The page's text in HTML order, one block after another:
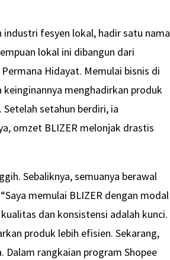
fesyen lokal, hadir satu nama
lokal ini dibangun dari
Hidayat. Memulai bisnis di
menghadirkan produk
setahun berdiri, ia
omzet BLIZER melonjak drastis
Sebaliknya, semuanya berawal
memulai BLIZER dengan modal
dan konsistensi adalah kunci.
produk lebih efisien. Sekarang,
Dalam rangkaian program Shopee